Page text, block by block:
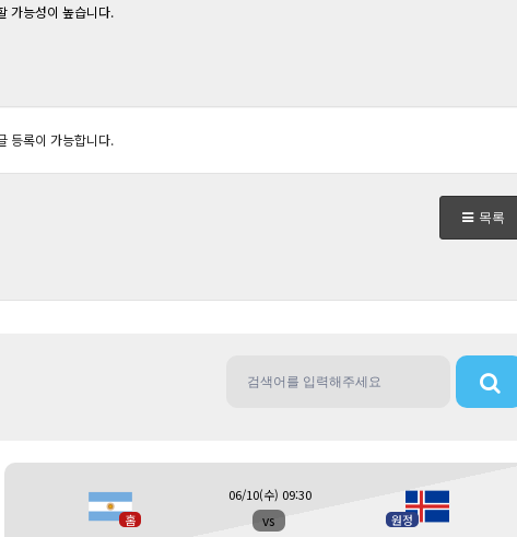
가능성이 높습니다.
등록이 가능합니다.
목록
홈 vs 원정
06/10(수) 09:30